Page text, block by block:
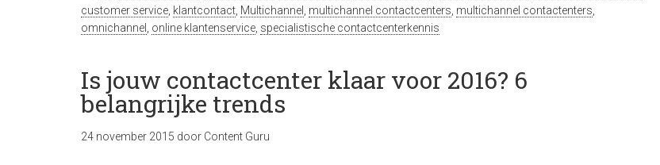
customer service klantcontact Multichannel multichannel contactcenters multichannel contactenters
omnichannel
online klantenservice specialistische contactcenterkennis
Is jouw contactcenter klaar voor 2016? 6
belangrijke trends
24 november 2015 door Content Guru